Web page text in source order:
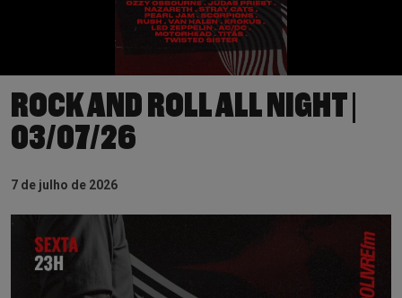
ROCK AND ROLL ALL NIGHT |
03/07/26
7 de julho de 2026